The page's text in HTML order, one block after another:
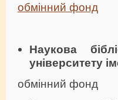
обмінний фонд
Наукова
університету
обмінний фонд